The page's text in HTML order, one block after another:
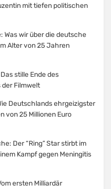
mit tiefen politischen
Was wir über die deutsche
Alter von 25 Jahren
stille Ende des
Filmwelt
Deutschlands ehrgeizigster
von 25 Millionen Euro
Der “Ring” Star stirbt im
Kampf gegen Meningitis
ersten Milliardär